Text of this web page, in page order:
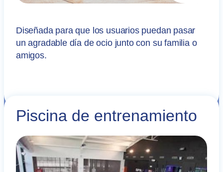
Diseñada para que los usuarios puedan pasar
un agradable día de ocio junto con su familia o
amigos.
Piscina de entrenamiento